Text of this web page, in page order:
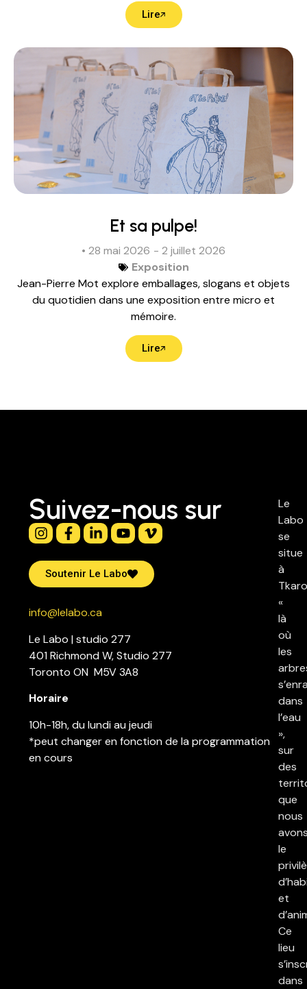
Lire
Et sa pulpe!
• 28 mai 2026 - 2 juillet 2026
Exposition
Jean-Pierre Mot explore emballages, slogans et objets
du quotidien dans une exposition entre micro et
mémoire.
Lire
Suivez-nous sur
Soutenir Le Labo
info@lelabo.ca
Le Labo | studio 277
401 Richmond W, Studio 277
Toronto ON M5V 3A8
Horaire
10h-18h, du lundi au jeudi
*peut changer en fonction de la programmation
en cours
Le
Labo
se
situe
à
«
là
où
les
dans
l’eau
»,
sur
des
que
nous
le
et
Ce
lieu
dans